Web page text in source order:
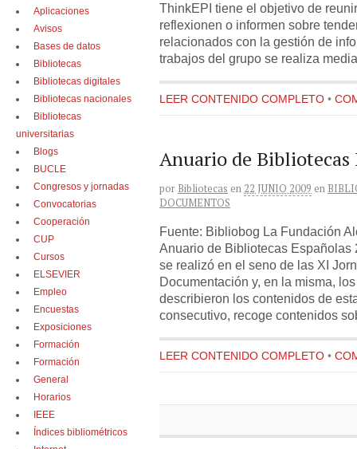
ThinkEPI tiene el objetivo de
reflexionen o informen sobre
relacionados con la gestión de
trabajos del grupo se realiza
LEER CONTENIDO COMPLETO •
Anuario de Bibliotecas
por Bibliotecas en 22 JUNIO 2009 en
DOCUMENTOS
Fuente: Bibliobog La Fundación
Anuario de Bibliotecas Españolas
se realizó en el seno de las XI
Documentación y, en la misma,
describieron los contenidos de
consecutivo, recoge contenidos
LEER CONTENIDO COMPLETO •
Aplicaciones
Avisos
Bases de datos
Bibliotecas
Bibliotecas digitales
Bibliotecas nacionales
Bibliotecas
universitarias
Blogs
BUCLE
Congresos y jornadas
Convocatorias
Cooperación
CUP
Cursos
ELSEVIER
Empleo
Encuestas
Exposiciones
Formación
Formación
General
Horarios
IEEE
Índices bibliométricos